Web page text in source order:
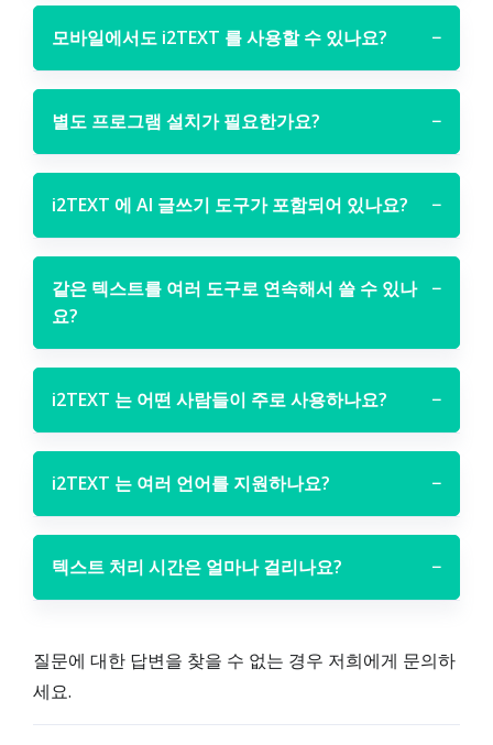
모바일에서도 i2TEXT 를 사용할 수 있나요? −
별도 프로그램 설치가 필요한가요? −
i2TEXT 에 AI 글쓰기 도구가 포함되어 있나요? −
같은 텍스트를 여러 도구로 연속해서 쓸 수 있나
요?
−
i2TEXT 는 어떤 사람들이 주로 사용하나요? −
i2TEXT 는 여러 언어를 지원하나요? −
텍스트 처리 시간은 얼마나 걸리나요? −
질문에 대한 답변을 찾을 수 없는 경우 저희에게 문의하
세요.